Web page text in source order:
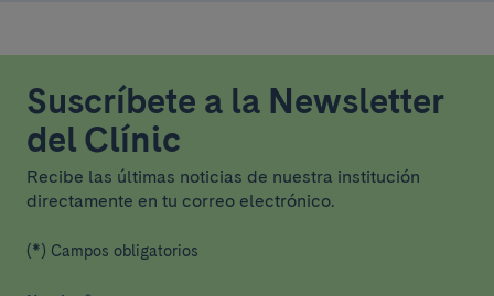
Suscríbete a la Newsletter
del Clínic
Recibe las últimas noticias de nuestra institución
directamente en tu correo electrónico.
(*) Campos obligatorios